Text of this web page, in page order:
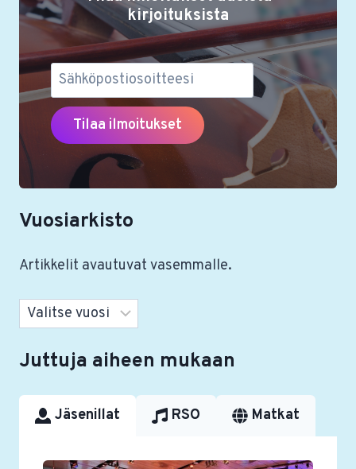
6826
EUROA
kirjoituksista
Vuosiarkisto
Artikkelit avautuvat vasemmalle.
Arkistot
Juttuja aiheen mukaan
Jäsenillat RSO Matkat